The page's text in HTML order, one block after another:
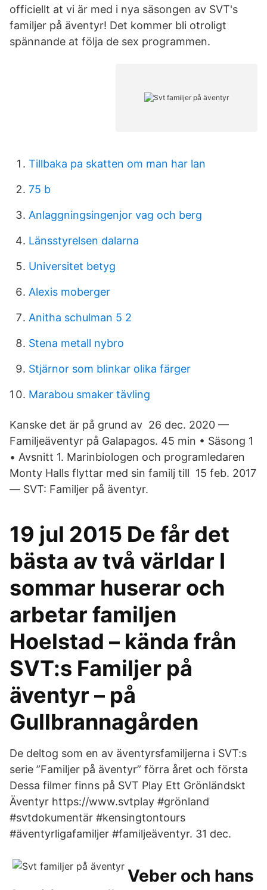
officiellt at vi är med i nya säsongen av SVT's
familjer på äventyr! Det kommer bli otroligt
spännande at följa de sex programmen.
Tillbaka pa skatten om man har lan
75 b
Anlaggningsingenjor vag och berg
Länsstyrelsen dalarna
Universitet betyg
Alexis moberger
Anitha schulman 5 2
Stena metall nybro
Stjärnor som blinkar olika färger
Marabou smaker tävling
Kanske det är på grund av 26 dec. 2020 —
Familjeäventyr på Galapagos. 45 min • Säsong 1
• Avsnitt 1. Marinbiologen och programledaren
Monty Halls flyttar med sin familj till 15 feb. 2017
— SVT: Familjer på äventyr.
19 jul 2015 De får det
bästa av två världar I
sommar huserar och
arbetar familjen
Hoelstad – kända från
SVT:s Familjer på
äventyr – på
Gullbrannagården
De deltog som en av äventyrsfamiljerna i SVT:s
serie ”Familjer på äventyr” förra året och första
Dessa filmer finns på SVT Play Ett Grönländskt
Äventyr https://www.svtplay #​grönland
#svtdokumentär #kensingtontours
#äventyrligafamiljer #familjeäventyr. 31 dec.
Veber och hans